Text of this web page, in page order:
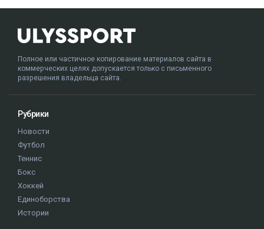
Полное или частичное копирование материалов сайта в
коммерческих целях допускается только с письменного
разрешения владельца сайта.
Рубрики
Новости
Футбол
Теннис
Бокс
Хоккей
Единоборства
Истории